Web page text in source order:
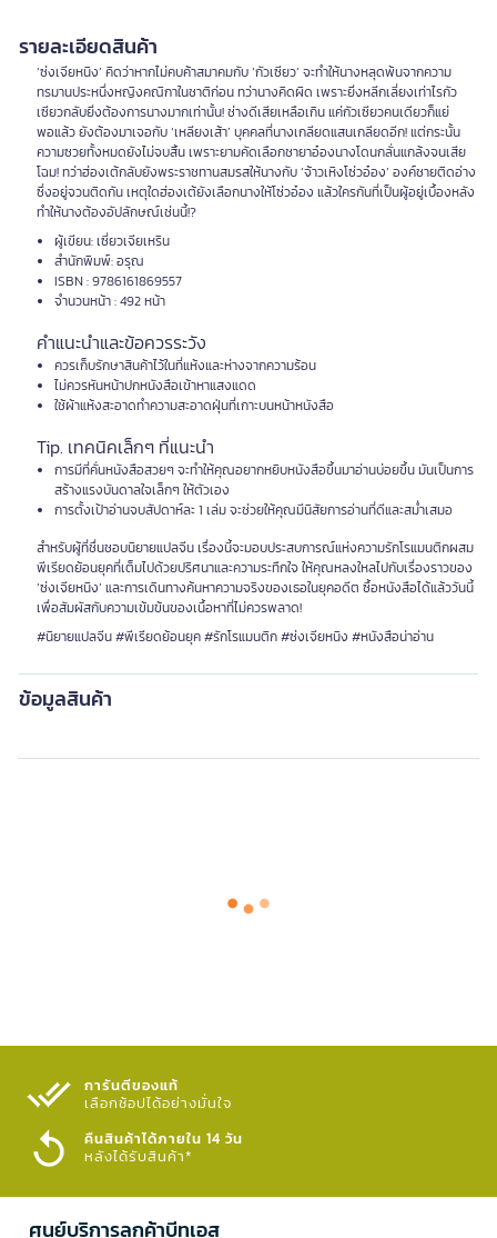
รายละเอียดสินค้า
‘ซ่งเจียหนิง’ คิดว่าหากไม่คบค้าสมาคมกับ ‘กัวเซียว’ จะทำให้นางหลุดพ้นจากความ
ทรมานประหนึ่งหญิงคณิกาในชาติก่อน ทว่านางคิดผิด เพราะยิ่งหลีกเลี่ยงเท่าไรกัว
เซียวกลับยิ่งต้องการนางมากเท่านั้น! ช่างดีเสียเหลือเกิน แค่กัวเซียวคนเดียวก็แย่
พอแล้ว ยังต้องมาเจอกับ ‘เหลียงเส้า’ บุคคลที่นางเกลียดแสนเกลียดอีก! แต่กระนั้น
ความซวยทั้งหมดยังไม่จบสิ้น เพราะยามคัดเลือกชายาอ๋องนางโดนกลั่นแกล้งจนเสีย
โฉม! ทว่าฮ่องเต้กลับยังพระราชทานสมรสให้นางกับ ‘จ้าวเหิงโซ่วอ๋อง’ องค์ชายติดอ่าง
ซึ่งอยู่จวนติดกัน เหตุใดฮ่องเต้ยังเลือกนางให้โซ่วอ๋อง แล้วใครกันที่เป็นผู้อยู่เบื้องหลัง
ทำให้นางต้องอัปลักษณ์เช่นนี้!?
ผู้เขียน: เซี่ยวเจียเหริน
สำนักพิมพ์: อรุณ
ISBN : 9786161869557
จำนวนหน้า : 492 หน้า
คำแนะนำและข้อควรระวัง
ควรเก็บรักษาสินค้าไว้ในที่แห้งและห่างจากความร้อน
ไม่ควรหันหน้าปกหนังสือเข้าหาแสงแดด
ใช้ผ้าแห้งสะอาดทำความสะอาดฝุ่นที่เกาะบนหน้าหนังสือ
Tip. เทคนิคเล็กๆ ที่แนะนำ
การมีที่คั่นหนังสือสวยๆ จะทำให้คุณอยากหยิบหนังสือขึ้นมาอ่านบ่อยขึ้น มันเป็นการ
สร้างแรงบันดาลใจเล็กๆ ให้ตัวเอง
การตั้งเป้าอ่านจบสัปดาห์ละ 1 เล่ม จะช่วยให้คุณมีนิสัยการอ่านที่ดีและสม่ำเสมอ
สำหรับผู้ที่ชื่นชอบนิยายแปลจีน เรื่องนี้จะมอบประสบการณ์แห่งความรักโรแมนติกผสม
พีเรียดย้อนยุคที่เต็มไปด้วยปริศนาและความระทึกใจ ให้คุณหลงใหลไปกับเรื่องราวของ
‘ซ่งเจียหนิง’ และการเดินทางค้นหาความจริงของเธอในยุคอดีต ซื้อหนังสือได้แล้ววันนี้
เพื่อสัมผัสกับความเข้มข้นของเนื้อหาที่ไม่ควรพลาด!
#นิยายแปลจีน #พีเรียดย้อนยุค #รักโรแมนติก #ซ่งเจียหนิง #หนังสือน่าอ่าน
ข้อมูลสินค้า
การันตีของแท้
เลือกช้อปได้อย่างมั่นใจ​
คืนสินค้าได้ภายใน 14 วัน
หลังได้รับสินค้า*
ศูนย์บริการลูกค้าบีทูเอส